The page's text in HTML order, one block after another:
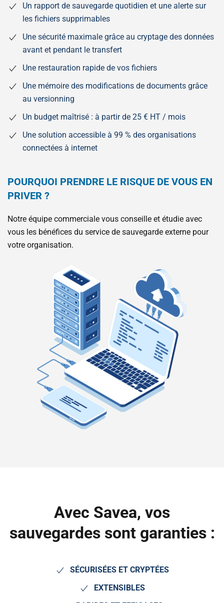
Un rapport de sauvegarde quotidien et une alerte sur
les fichiers supprimables
Une sécurité maximale grâce au cryptage des données
avant et pendant le transfert
Une restauration rapide de vos fichiers
Une mémoire des modifications de documents grâce
au versionning
Un budget maîtrisé : à partir de 25 € HT / mois
Une solution accessible à 99 % des organisations
connectées à internet
POURQUOI PRENDRE LE RISQUE DE VOUS EN
PRIVER ?
Notre équipe commerciale vous conseille et étudie avec
vous les bénéfices du service de sauvegarde externe pour
votre organisation.
Avec Savea, vos
sauvegardes sont garanties :
SÉCURISÉES ET CRYPTÉES
EXTENSIBLES